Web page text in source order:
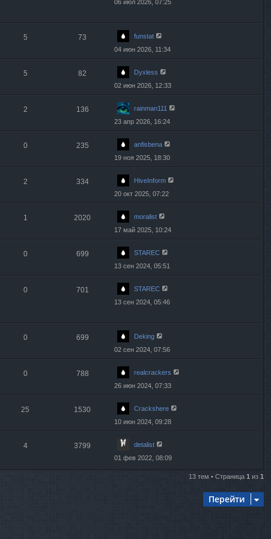
06 июл 2026, 07:25
5 73
funstat
04 июн 2026, 11:34
5 82
Dyxless
02 июн 2026, 12:33
2 136
rainman111
23 апр 2026, 16:24
0 235
anfisbena
19 ноя 2025, 18:30
2 334
HiveInform
20 окт 2025, 07:22
1 2020
moralist
17 май 2025, 10:24
0 699
STAREC
13 сен 2024, 05:51
0 701
STAREC
13 сен 2024, 05:46
0 699
Deking
02 сен 2024, 07:56
0 788
realcrackers
26 июн 2024, 07:33
25 1530
Crackshere
10 июн 2024, 09:28
4 3799
detalist
01 фев 2022, 08:09
13 тем • Страница 1 из 1
Перейти